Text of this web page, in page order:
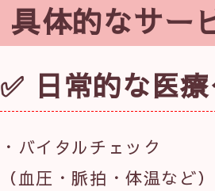
具体的なサー
✅ 日常的な医
・バイタルチェック
（血圧・脈拍・体温など）